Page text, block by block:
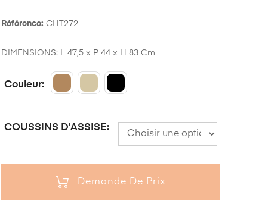
Référence: CHT272
DIMENSIONS: L 47,5 x P 44 x H 83 Cm
Couleur
COUSSINS D'ASSISE
Demande De Prix